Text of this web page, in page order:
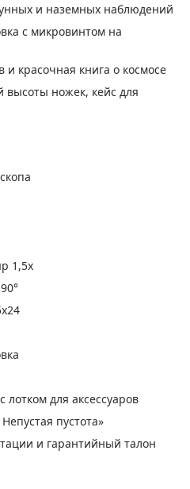
и наземных наблюдений
с микровинтом на
и красочная книга о космосе
высоты ножек, кейс для
1,5х
для аксессуаров
пустота»
и гарантийный талон